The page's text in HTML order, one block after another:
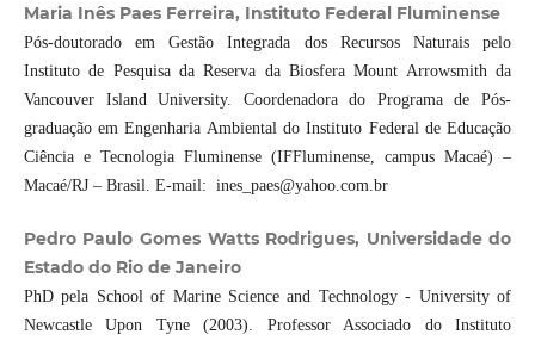
Maria Inês Paes Ferreira, Instituto Federal Fluminense
Pós-doutorado em Gestão Integrada dos Recursos Naturais pelo
Instituto de Pesquisa da Reserva da Biosfera Mount Arrowsmith da
Vancouver Island University. Coordenadora do Programa de Pós-
graduação em Engenharia Ambiental do Instituto Federal de Educação
Ciência e Tecnologia Fluminense (IFFluminense, campus Macaé) –
Macaé/RJ – Brasil. E-mail: ines_paes@yahoo.com.br
Pedro Paulo Gomes Watts Rodrigues, Universidade do
Estado do Rio de Janeiro
PhD pela School of Marine Science and Technology - University of
Newcastle Upon Tyne (2003). Professor Associado do Instituto